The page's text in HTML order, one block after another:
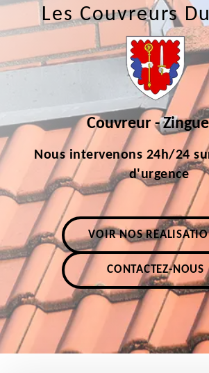
Les Couvreurs
Couvreur -
Nous intervenons 24h/24
d'urgence
VOIR NOS
CONTACTEZ-NOUS